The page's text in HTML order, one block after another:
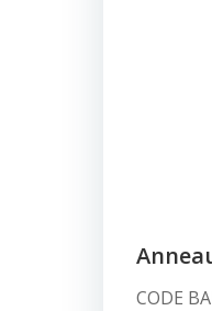
CODE